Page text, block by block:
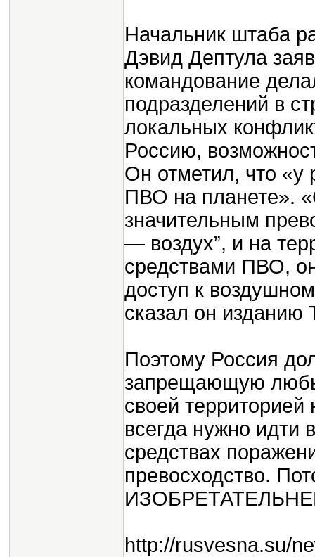
Начальник штаба
Дэвид Дептула
командование
подразделений в
локальных
Россию,
Он отметил, что «у
ПВО на планете».
значительным
— воздух”, и на
средствами ПВО,
доступ к
сказал он изданию
Поэтому Россия
запрещающую
своей
всегда нужно
средствах
превосходство.
http://rusvesna.su/